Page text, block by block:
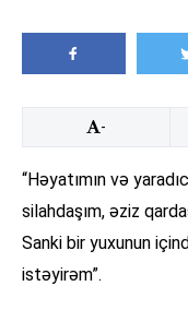
-
“Həyatımın və
silahdaşım, əziz
Sanki bir yuxunun
istəyirəm”.